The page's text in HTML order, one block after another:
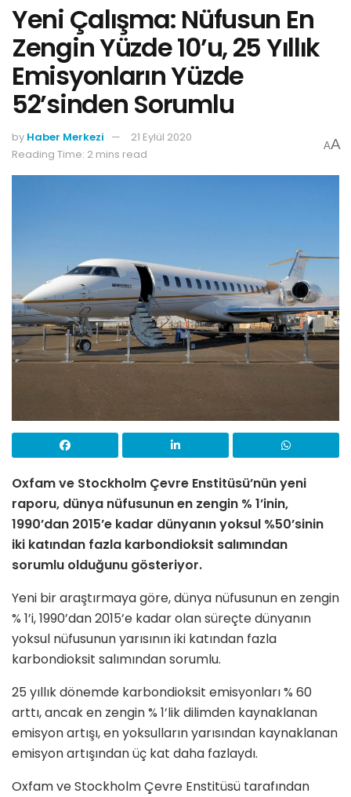
Yeni Çalışma: Nüfusun En
Zengin Yüzde 10’u, 25 Yıllık
Emisyonların Yüzde
52’sinden Sorumlu
by Haber Merkezi
21 Eylül 2020
Reading Time: 2 mins read
AA
Oxfam ve Stockholm Çevre Enstitüsü’nün yeni
raporu, dünya nüfusunun en zengin % 1’inin,
1990’dan 2015’e kadar dünyanın yoksul %50’sinin
iki katından fazla karbondioksit salımından
sorumlu olduğunu gösteriyor.
Yeni bir araştırmaya göre, dünya nüfusunun en zengin
% 1’i, 1990’dan 2015’e kadar olan süreçte dünyanın
yoksul nüfusunun yarısının iki katından fazla
karbondioksit salımından sorumlu.
25 yıllık dönemde karbondioksit emisyonları % 60
arttı, ancak en zengin % 1’lik dilimden kaynaklanan
emisyon artışı, en yoksulların yarısından kaynaklanan
emisyon artışından üç kat daha fazlaydı.
Oxfam ve Stockholm Çevre Enstitüsü tarafından